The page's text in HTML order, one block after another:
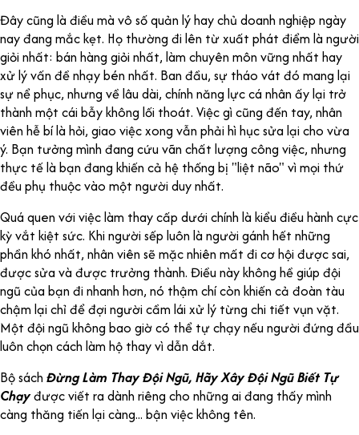
Đây cũng là điều mà vô số quản lý hay chủ doanh nghiệp ngày
nay đang mắc kẹt. Họ thường đi lên từ xuất phát điểm là người
giỏi nhất: bán hàng giỏi nhất, làm chuyên môn vững nhất hay
xử lý vấn đề nhạy bén nhất. Ban đầu, sự tháo vát đó mang lại
sự nể phục, nhưng về lâu dài, chính năng lực cá nhân ấy lại trở
thành một cái bẫy không lối thoát. Việc gì cũng đến tay, nhân
viên hễ bí là hỏi, giao việc xong vẫn phải hì hục sửa lại cho vừa
ý. Bạn tưởng mình đang cứu vãn chất lượng công việc, nhưng
thực tế là bạn đang khiến cả hệ thống bị "liệt não" vì mọi thứ
đều phụ thuộc vào một người duy nhất.
Quá quen với việc làm thay cấp dưới chính là kiểu điều hành cực
kỳ vắt kiệt sức. Khi người sếp luôn là người gánh hết những
phần khó nhất, nhân viên sẽ mặc nhiên mất đi cơ hội được sai,
được sửa và được trưởng thành. Điều này không hề giúp đội
ngũ của bạn đi nhanh hơn, nó thậm chí còn khiến cả đoàn tàu
chậm lại chỉ để đợi người cầm lái xử lý từng chi tiết vụn vặt.
Một đội ngũ không bao giờ có thể tự chạy nếu người đứng đầu
luôn chọn cách làm hộ thay vì dẫn dắt.
Bộ sách Đừng Làm Thay Đội Ngũ, Hãy Xây Đội Ngũ Biết Tự
Chạyđược viết ra dành riêng cho những ai đang thấy mình
càng thăng tiến lại càng... bận việc không tên.